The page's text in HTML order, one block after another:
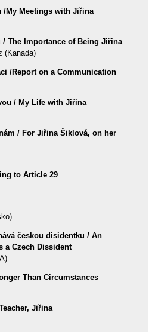
My Meetings with Jiřina
The Importance of Being Jiřina
(Kanada)
/Report on a Communication
/ My Life with Jiřina
/ For Jiřina Šiklová, on her
to Article 29
českou disidentku / An
a Czech Dissident
Than Circumstances
Jiřina